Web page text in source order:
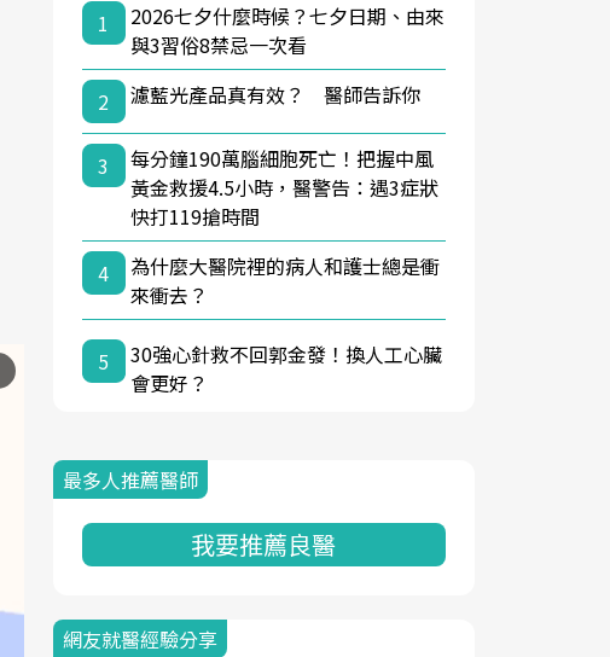
1
2026七夕什麼時候？七夕日期、由來
與3習俗8禁忌一次看
2
濾藍光產品真有效？ 醫師告訴你
3
每分鐘190萬腦細胞死亡！把握中風
黃金救援4.5小時，醫警告：遇3症狀
快打119搶時間
4
為什麼大醫院裡的病人和護士總是衝
來衝去？
5
30強心針救不回郭金發！換人工心臟
會更好？
最多人推薦醫師
我要推薦良醫
網友就醫經驗分享